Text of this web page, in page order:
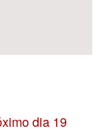
dia 19